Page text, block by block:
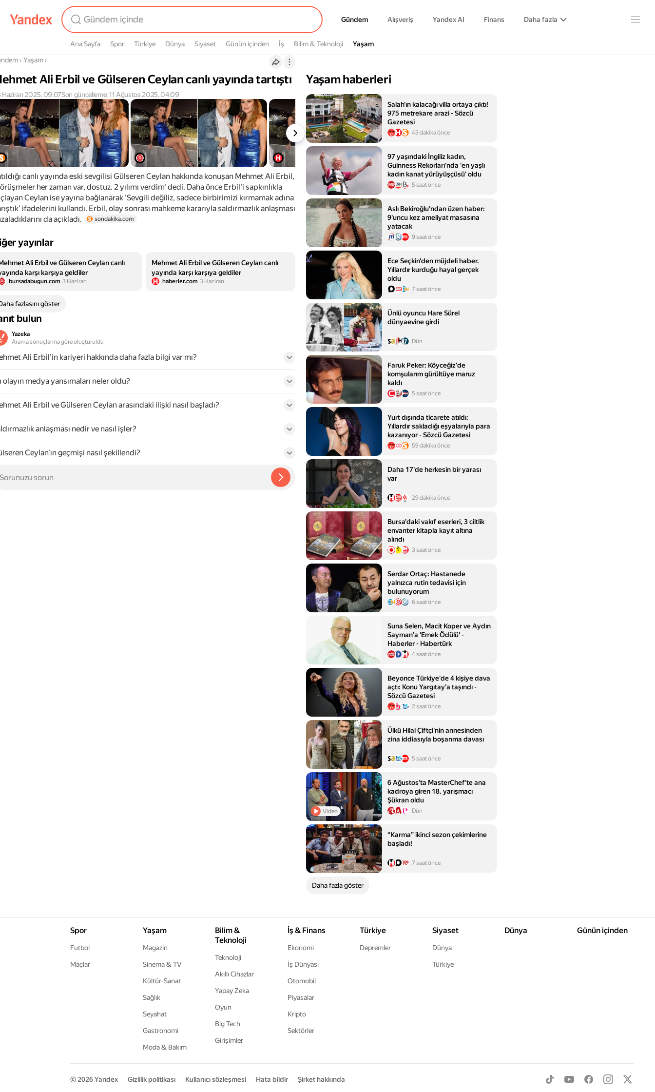
Gündem
Gündem Alışveriş Yandex AI Finans Daha fazla
Ana Sayfa Spor Türkiye Dünya Siyaset Günün içinden İş Bilim & Teknoloji Yaşam
Yaşam
› Yaşam ›
Ali Erbil ve Gülseren Ceylan canlı yayında tartıştı
Haziran 2025, 09:07Son güncelleme: 11 Ağustos 2025, 04:09
canlı yayında eski sevgilisi Gülseren Ceylan hakkında konuşan Mehmet Ali Erbil,
her zaman var, dostuz. 2 yılımı verdim' dedi. Daha önce Erbil'i sapkınlıkla
Ceylan ise yayına bağlanarak 'Sevgili değiliz, sadece birbirimizi kırmamak adına
ifadelerini kullandı. Erbil, olay sonrası mahkeme kararıyla saldırmazlık anlaşması
da açıkladı.
sondakika.com
yayınlar
Ali Erbil ve Gülseren Ceylan canlı
karşı karşıya geldiler
bursadabugun.com 3 Haziran
Mehmet Ali Erbil ve Gülseren Ceylan canlı
yayında karşı karşıya geldiler
haberler.com 3 Haziran
fazlasını göster
bulun
Yazeka
Arama sonuçlarına göre oluşturuldu
Ali Erbil'in kariyeri hakkında daha fazla bilgi var mı?
olayın medya yansımaları neler oldu?
Ali Erbil ve Gülseren Ceylan arasındaki ilişki nasıl başladı?
anlaşması nedir ve nasıl işler?
Ceylan'ın geçmişi nasıl şekillendi?
Yaşam haberleri
Salah'ın kalacağı villa ortaya çıktı!
975 metrekare arazi - Sözcü
Gazetesi
45 dakika önce
97 yaşındaki İngiliz kadın,
Guinness Rekorları'nda 'en yaşlı
kadın kanat yürüyüşçüsü' oldu
5 saat önce
Aslı Bekiroğlu'ndan üzen haber:
9'uncu kez ameliyat masasına
yatacak
9 saat önce
Ece Seçkin'den müjdeli haber.
Yıllardır kurduğu hayal gerçek
oldu
7 saat önce
Ünlü oyuncu Hare Sürel
dünyaevine girdi
Dün
Faruk Peker: Köyceğiz'de
komşularım gürültüye maruz
kaldı
5 saat önce
Yurt dışında ticarete atıldı:
Yıllardır sakladığı eşyalarıyla para
kazanıyor - Sözcü Gazetesi
59 dakika önce
Daha 17'de herkesin bir yarası
var
29 dakika önce
Bursa'daki vakıf eserleri, 3 ciltlik
envanter kitapla kayıt altına
alındı
3 saat önce
Serdar Ortaç: Hastanede
yalnızca rutin tedavisi için
bulunuyorum
6 saat önce
Suna Selen, Macit Koper ve Aydın
Sayman’a 'Emek Ödülü' -
Haberler - Habertürk
4 saat önce
Beyonce Türkiye'de 4 kişiye dava
açtı: Konu Yargıtay'a taşındı -
Sözcü Gazetesi
2 saat önce
Ülkü Hilal Çiftçi'nin annesinden
zina iddiasıyla boşanma davası
5 saat önce
Video
6 Ağustos'ta MasterChef'te ana
kadroya giren 18. yarışmacı
Şükran oldu
Dün
“Karma” ikinci sezon çekimlerine
başladı!
7 saat önce
Daha fazla göster
Spor
Futbol
Maçlar
Yaşam
Magazin
Sinema & TV
Kültür-Sanat
Sağlık
Seyahat
Gastronomi
Moda & Bakım
Bilim &
Teknoloji
Teknoloji
Akıllı Cihazlar
Yapay Zeka
Oyun
Big Tech
Girişimler
İş & Finans
Ekonomi
İş Dünyası
Otomobil
Piyasalar
Kripto
Sektörler
Türkiye
Depremler
Siyaset
Dünya
Türkiye
Dünya Günün içinden
© 2026Yandex Gizlilik politikası Kullanıcı sözleşmesi Hata bildir Şirket hakkında